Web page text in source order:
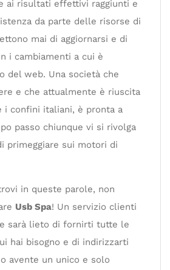
ai risultati effettivi raggiunti e
da parte delle risorse di
mai di aggiornarsi e di
i cambiamenti a cui è
del web. Una società che
e che attualmente è riuscita
i confini italiani, è pronta a
passo chiunque vi si rivolga
primeggiare sui motori di
in queste parole, non
Usb Spa! Un servizio clienti
sarà lieto di fornirti tutte le
hai bisogno e di indirizzarti
avente un unico e solo